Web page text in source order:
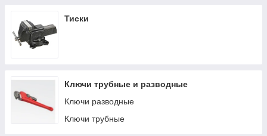
Тиски
Ключи трубные и разводные
Ключи разводные
Ключи трубные